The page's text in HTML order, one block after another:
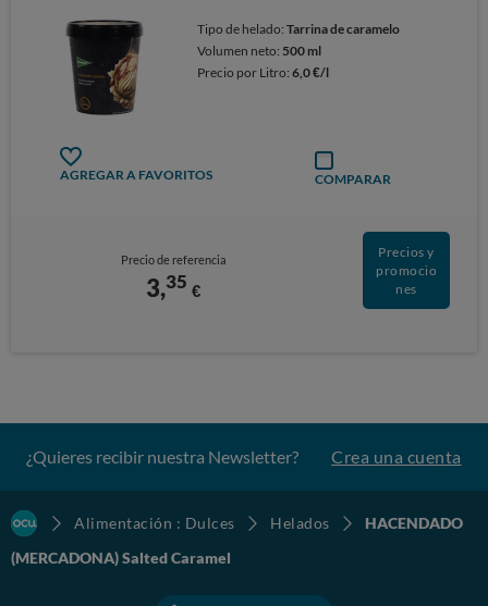
Tipo de helado:Tarrina de caramelo
Volumen neto: 500 ml
Precio por Litro:6,0 €/l
AGREGAR A FAVORITOS COMPARAR
Precio de referencia
3,35 €
Precios y
promocio
nes
¿Quieres recibir nuestra Newsletter? Crea una cuenta
Alimentación : Dulces Helados
HACENDADO
(MERCADONA) Salted Caramel